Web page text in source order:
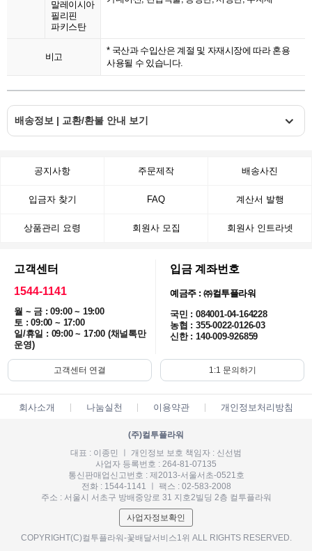
말레이시아
필리핀
파키스탄
비고
* 국산과 수입산은 계절 및 자재시장에 따라 혼용
사용될 수 있습니다.
배송정보 | 교환/환불 안내 보기
공지사항 주문제작 배송사진
입금자 찾기 FAQ 계산서 발행
상품관리 요령 회원사 모집 회원사 인트라넷
고객센터
1544-1141
월 ~ 금 : 09:00 ~ 19:00
토 : 09:00 ~ 17:00
일/휴일 : 09:00 ~ 17:00 (채널톡만
운영)
입금 계좌번호
예금주 : ㈜컬투플라워
국민 : 084001-04-164228
농협 : 355-0022-0126-03
신한 : 140-009-926859
고객센터 연결 1:1 문의하기
회사소개 나눔실천 이용약관 개인정보처리방침
(주)컬투플라워
대표 : 이종민 ㅣ 개인정보 보호 책임자 : 신선범
사업자 등록번호 : 264-81-07135
통신판매업신고번호 : 제2013-서울서초-0521호
전화 : 1544-1141 ㅣ 팩스 : 02-583-2008
주소 : 서울시 서초구 방배중앙로 31 지호2빌딩 2층 컬투플라워
사업자정보확인
COPYRIGHT(C)컬투플라워-꽃배달서비스1위 ALL RIGHTS RESERVED.